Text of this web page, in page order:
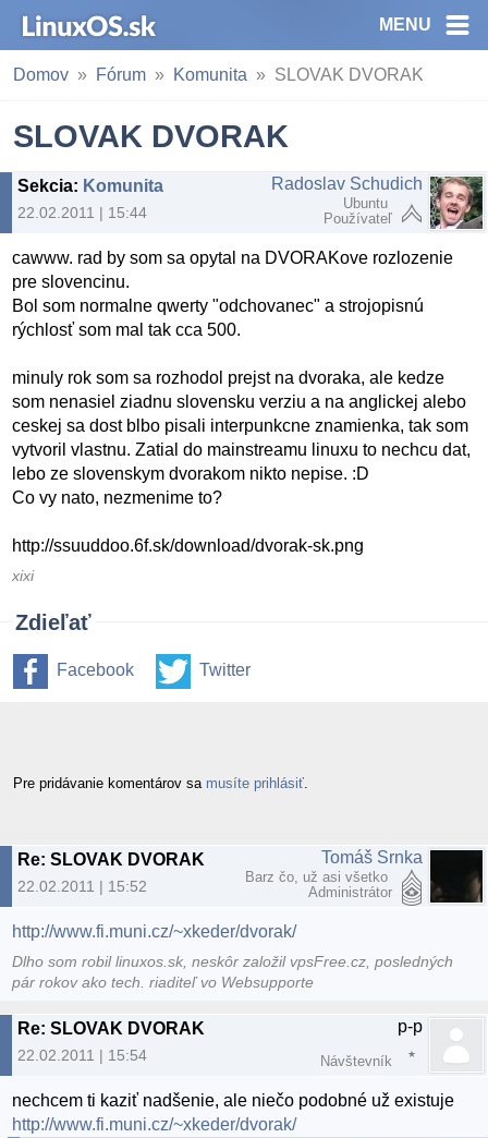
MENU
Domov Fórum Komunita SLOVAK DVORAK
SLOVAK DVORAK
Sekcia: Komunita
22.02.2011 | 15:44
Radoslav Schudich
Ubuntu
Používateľ
cawww. rad by som sa opytal na DVORAKove rozlozenie
pre slovencinu.
Bol som normalne qwerty "odchovanec" a strojopisnú
rýchlosť som mal tak cca 500.
minuly rok som sa rozhodol prejst na dvoraka, ale kedze
som nenasiel ziadnu slovensku verziu a na anglickej alebo
ceskej sa dost blbo pisali interpunkcne znamienka, tak som
vytvoril vlastnu. Zatial do mainstreamu linuxu to nechcu dat,
lebo ze slovenskym dvorakom nikto nepise. :D
Co vy nato, nezmenime to?
http://ssuuddoo.6f.sk/download/dvorak-sk.png
xixi
Zdieľať
Facebook Twitter
Pre pridávanie komentárov sa musíte prihlásiť
Re: SLOVAK DVORAK
22.02.2011 | 15:52
Tomáš Srnka
Barz čo, už asi všetko
Administrátor
http://www.fi.muni.cz/~xkeder/dvorak/
Dlho som robil linuxos.sk, neskôr založil vpsFree.cz, posledných
pár rokov ako tech. riaditeľ vo Websupporte
Re: SLOVAK DVORAK
22.02.2011 | 15:54
p-p
Návštevník
nechcem ti kaziť nadšenie, ale niečo podobné už existuje
http://www.fi.muni.cz/~xkeder/dvorak/